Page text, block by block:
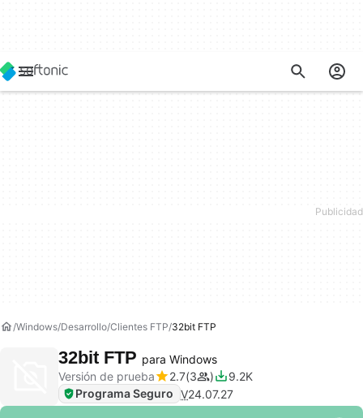
Windows Desarrollo Clientes FTP 32bit FTP
32bit FTP para Windows
Versión de prueba
2.7 3
9.2K
Programa Seguro V24.07.27